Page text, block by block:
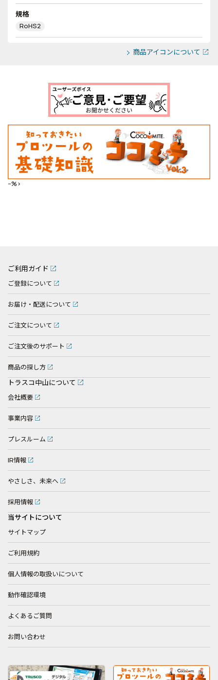
規格
RoHS2
商品アイコンについて
--%>
ご利用ガイド
ご登録について
お届け・配送について
ご注文について
ご注文後のサポート
商品の探し方
トラスコ中山について
会社概要
事業内容
プレスルーム
IR情報
やさしさ、未来へ
採用情報
当サイトについて
サイトマップ
ご利用規約
個人情報の取扱いについて
動作確認環境
よくあるご質問
お問い合わせ